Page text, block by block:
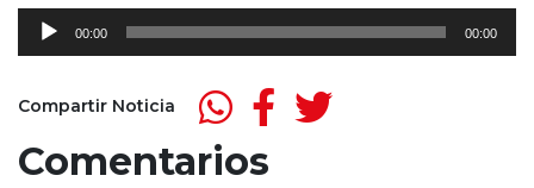
Reproductor
de
00:00 00:00
Compartir Noticia
Comentarios